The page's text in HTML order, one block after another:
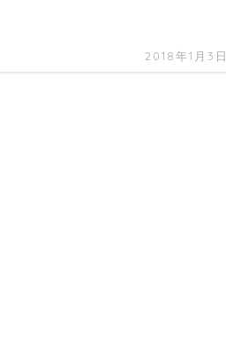
2018年1月3日